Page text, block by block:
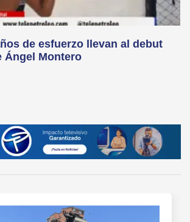
de esfuerzo llevan al debut
Ángel Montero